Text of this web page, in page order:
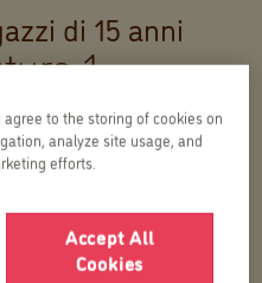
di 15 anni
1
imparano a esprimere e
di vista attraverso due
società distopica in cui
la partecipazione a un
ambientata in un
agree to the storing of cookies on
analyze site usage, and
efforts.
Accept All
Cookies